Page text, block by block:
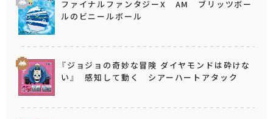
ファイナルファンタジーX AM ブリッツボー
ルのビニールボール
『ジョジョの奇妙な冒険 ダイヤモンドは砕けな
い』 感知して動く シアーハートアタック